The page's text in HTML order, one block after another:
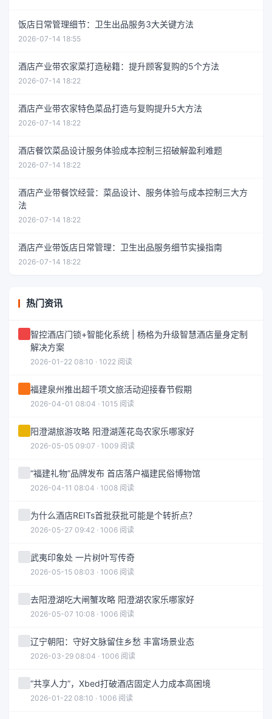
饭店日常管理细节：卫生出品服务3大关键方法
2026-07-14 18:55
酒店产业带农家菜打造秘籍：提升顾客复购的5个方法
2026-07-14 18:22
酒店产业带农家特色菜品打造与复购提升5大方法
2026-07-14 18:22
酒店餐饮菜品设计服务体验成本控制三招破解盈利难题
2026-07-14 18:22
酒店产业带餐饮经营：菜品设计、服务体验与成本控制三大方
法
2026-07-14 18:22
酒店产业带饭店日常管理：卫生出品服务细节实操指南
2026-07-14 18:22
热门资讯
智控酒店门锁+智能化系统 | 杨格为升级智慧酒店量身定制
解决方案
2026-01-22 08:10 · 1022 阅读
福建泉州推出超千项文旅活动迎接春节假期
2026-04-01 08:04 · 1015 阅读
阳澄湖旅游攻略 阳澄湖莲花岛农家乐哪家好
2026-05-05 09:07 · 1009 阅读
“福建礼物”品牌发布 首店落户福建民俗博物馆
2026-04-11 08:04 · 1008 阅读
为什么酒店REITs首批获批可能是个转折点？
2026-05-27 09:42 · 1006 阅读
武夷印象处 一片树叶写传奇
2026-05-15 08:03 · 1006 阅读
去阳澄湖吃大闸蟹攻略 阳澄湖农家乐哪家好
2026-05-07 10:08 · 1006 阅读
辽宁朝阳：守好文脉留住乡愁 丰富场景业态
2026-03-29 08:04 · 1006 阅读
“共享人力”，Xbed打破酒店固定人力成本高困境
2026-01-22 08:10 · 1006 阅读